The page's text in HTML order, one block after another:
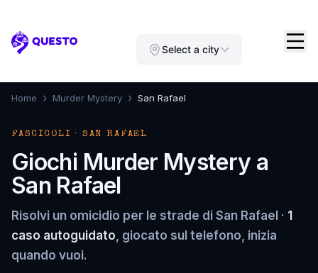
Questo Select a city
Home › Murder Mystery › San Rafael
FASCICOLI · SAN RAFAEL
Giochi Murder Mystery a
San Rafael
Risolvi un omicidio per le strade di San Rafael · 1
caso autoguidato, giocato sul telefono, inizia
quando vuoi.